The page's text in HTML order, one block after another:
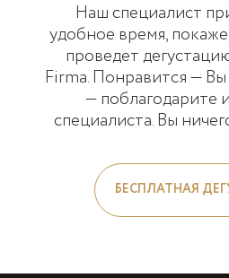
Наш специалист
удобное время,
проведет
Firma. Понравится —
— поблагодарите
специалиста. Вы
БЕСПЛАТНАЯ